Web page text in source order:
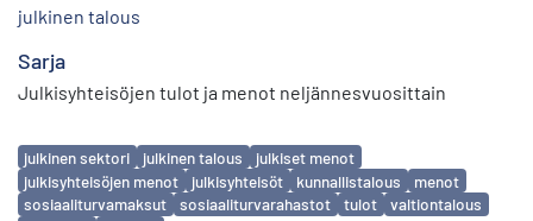
julkinen talous
Sarja
Julkisyhteisöjen tulot ja menot neljännesvuosittain
Avainsanat
julkinen sektori julkinen talous
julkiset menot
julkisyhteisöjen menot
julkisyhteisöt kunnallistalous
menot
sosiaaliturvamaksut
sosiaaliturvarahastot tulot
valtiontalous